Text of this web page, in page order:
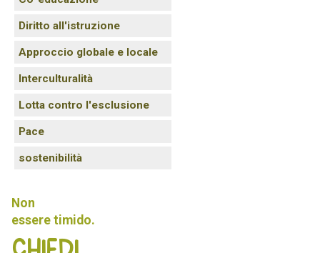
Diritto all'istruzione
Approccio globale e locale
Interculturalità
Lotta contro l'esclusione
Pace
sostenibilità
Non
essere timido.
Chiedi